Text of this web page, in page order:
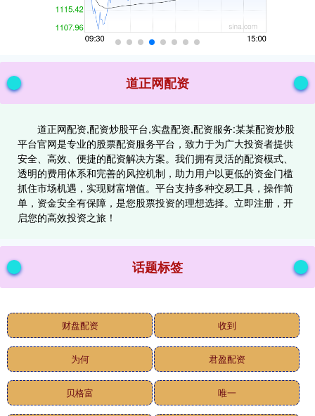
道正网配资
道正网配资,配资炒股平台,实盘配资,配资服务:某某配资炒股
平台官网是专业的股票配资服务平台，致力于为广大投资者提供
安全、高效、便捷的配资解决方案。我们拥有灵活的配资模式、
透明的费用体系和完善的风控机制，助力用户以更低的资金门槛
抓住市场机遇，实现财富增值。平台支持多种交易工具，操作简
单，资金安全有保障，是您股票投资的理想选择。立即注册，开
启您的高效投资之旅！
话题标签
财盘配资 收到
为何 君盈配资
贝格富 唯一